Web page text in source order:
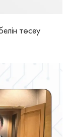
төсеу